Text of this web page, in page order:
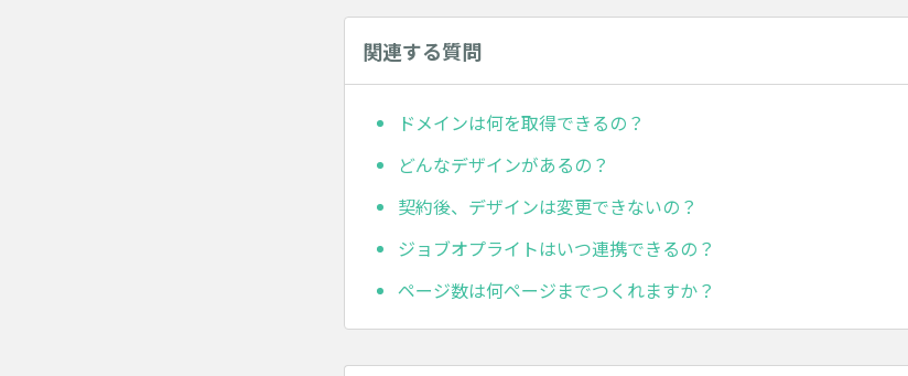
関連する質問
ドメインは何を取得できるの？
どんなデザインがあるの？
契約後、デザインは変更できないの？
ジョブオプライトはいつ連携できるの？
ページ数は何ページまでつくれますか？